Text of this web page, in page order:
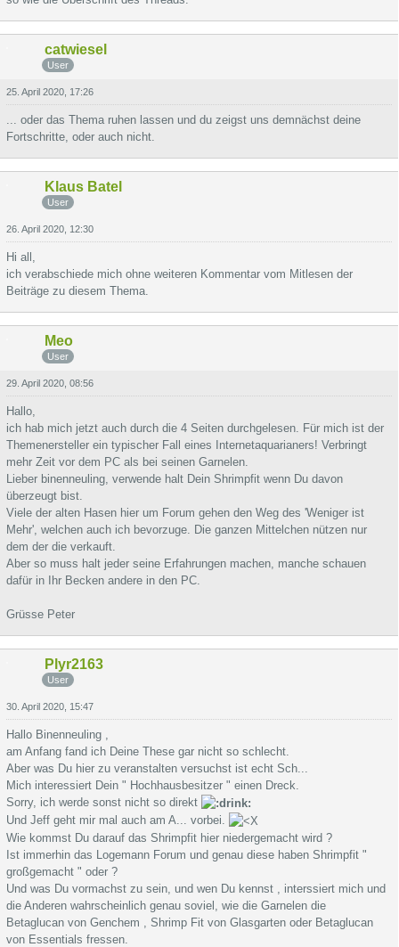
catwiesel
User
25. April 2020, 17:26
... oder das Thema ruhen lassen und du zeigst uns demnächst deine
Fortschritte, oder auch nicht.
Klaus Batel
User
26. April 2020, 12:30
Hi all,
ich verabschiede mich ohne weiteren Kommentar vom Mitlesen der
Beiträge zu diesem Thema.
Meo
User
29. April 2020, 08:56
Hallo,
ich hab mich jetzt auch durch die 4 Seiten durchgelesen. Für mich ist der
Themenersteller ein typischer Fall eines Internetaquarianers! Verbringt
mehr Zeit vor dem PC als bei seinen Garnelen.
Lieber binenneuling, verwende halt Dein Shrimpfit wenn Du davon
überzeugt bist.
Viele der alten Hasen hier um Forum gehen den Weg des 'Weniger ist
Mehr', welchen auch ich bevorzuge. Die ganzen Mittelchen nützen nur
dem der die verkauft.
Aber so muss halt jeder seine Erfahrungen machen, manche schauen
dafür in Ihr Becken andere in den PC.
Grüsse Peter
Plyr2163
User
30. April 2020, 15:47
Hallo Binenneuling ,
am Anfang fand ich Deine These gar nicht so schlecht.
Aber was Du hier zu veranstalten versuchst ist echt Sch...
Mich interessiert Dein " Hochhausbesitzer " einen Dreck.
Sorry, ich werde sonst nicht so direkt
Und Jeff geht mir mal auch am A... vorbei.
Wie kommst Du darauf das Shrimpfit hier niedergemacht wird ?
Ist immerhin das Logemann Forum und genau diese haben Shrimpfit "
großgemacht " oder ?
Und was Du vormachst zu sein, und wen Du kennst , interssiert mich und
die Anderen wahrscheinlich genau soviel, wie die Garnelen die
Betaglucan von Genchem , Shrimp Fit von Glasgarten oder Betaglucan
von Essentials fressen.